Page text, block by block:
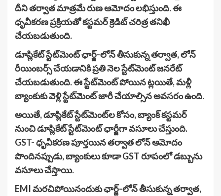
దీని తర్వాత మాత్రమే రుణ ఆమోదం లభిస్తుంది. ఈ
ధృవీకరణ ప్రక్రియతో కస్టమర్ క్రెడిట్ చరిత్ర తనిఖీ
చేయబడుతుంది.
డూప్లికేట్ స్టేట్‌మెంట్ ఛార్జ్-లోన్ తీసుకున్న తర్వాత, లోన్
రీయింబర్స్ చేయడానికి ప్రతి నెల స్టేట్‌మెంట్ జనరేట్
చేయబడుతుంది. ఈ స్టేట్‌మెంట్ పోయిన ట్లయితే, మళ్లీ
బ్యాంకుకు వెళ్లి స్టేట్‌మెంట్ జారీ చేయాల్సిన అవసరం ఉంది.
అయితే, డూప్లికేట్ స్టేట్‌మెంట్‌ల కోసం, బ్యాంక్ కస్టమర్
నుంచి డూప్లికేట్ స్టేట్‌మెంట్ ఛార్జీగా వసూలు చేస్తుంది.
GST- ధృవీకరణ పూర్తయిన తర్వాత లోన్ ఆమోదం
పొందినప్పుడు, బ్యాంకులు కూడా GST రూపంలో డబ్బును
వసూలు చేస్తాయి.
EMI మరచిపోయినందుకు ఛార్జ్-లోన్ తీసుకున్న తర్వాత,